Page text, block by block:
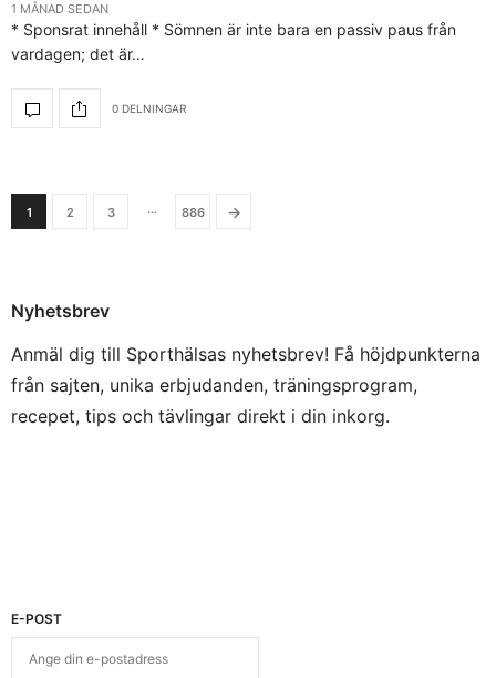
1 MÅNAD SEDAN
* Sponsrat innehåll * Sömnen är inte bara en passiv paus från
vardagen; det är…
0 DELNINGAR
1 2 3 … 886 →
Nyhetsbrev
Anmäl dig till Sporthälsas nyhetsbrev! Få höjdpunkterna
från sajten, unika erbjudanden, träningsprogram,
recepet, tips och tävlingar direkt i din inkorg.
E-POST